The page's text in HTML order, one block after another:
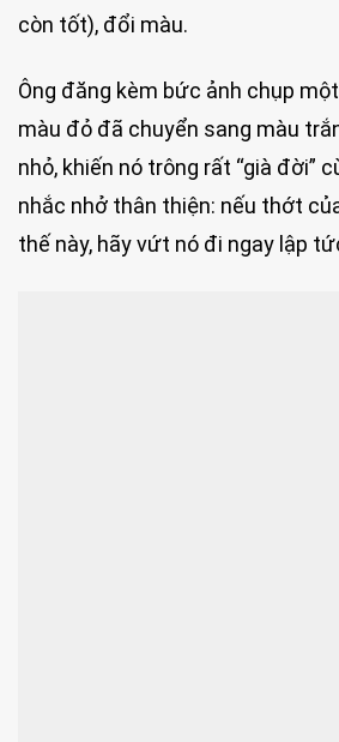
còn tốt), đổi màu.
Ông đăng kèm bức ảnh chụp
màu đỏ đã chuyển sang màu
nhỏ, khiến nó trông rất “già đời”
nhắc nhở thân thiện: nếu thớt
thế này, hãy vứt nó đi ngay lập